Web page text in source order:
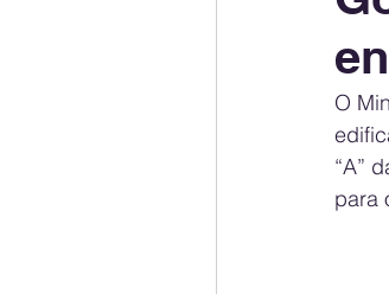
Energy Storage
Regulations & Laws
O
“A”
para